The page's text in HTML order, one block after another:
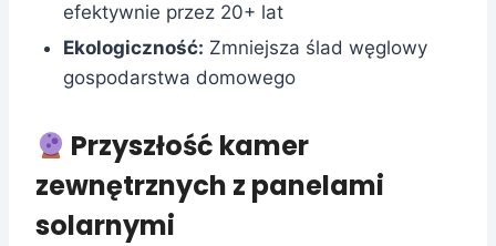
efektywnie przez 20+ lat
Ekologiczność: Zmniejsza ślad węglowy
gospodarstwa domowego
Przyszłość kamer
zewnętrznych z panelami
solarnymi